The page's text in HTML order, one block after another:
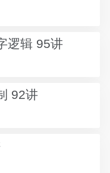
逻辑 95讲
92讲